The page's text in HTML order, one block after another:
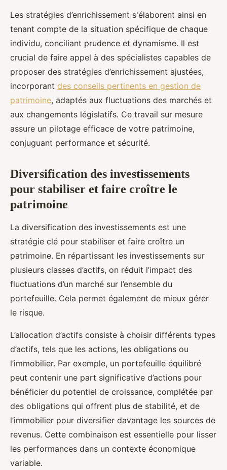
Les stratégies d’enrichissement s'élaborent ainsi en
tenant compte de la situation spécifique de chaque
individu, conciliant prudence et dynamisme. Il est
crucial de faire appel à des spécialistes capables de
proposer des stratégies d’enrichissement ajustées,
incorporant des conseils pertinents en gestion de
patrimoine, adaptés aux fluctuations des marchés et
aux changements législatifs. Ce travail sur mesure
assure un pilotage efficace de votre patrimoine,
conjuguant performance et sécurité.
Diversification des investissements
pour stabiliser et faire croître le
patrimoine
La diversification des investissements est une
stratégie clé pour stabiliser et faire croître un
patrimoine. En répartissant les investissements sur
plusieurs classes d’actifs, on réduit l’impact des
fluctuations d’un marché sur l’ensemble du
portefeuille. Cela permet également de mieux gérer
le risque.
L’allocation d’actifs consiste à choisir différents types
d’actifs, tels que les actions, les obligations ou
l’immobilier. Par exemple, un portefeuille équilibré
peut contenir une part significative d’actions pour
bénéficier du potentiel de croissance, complétée par
des obligations qui offrent plus de stabilité, et de
l’immobilier pour diversifier davantage les sources de
revenus. Cette combinaison est essentielle pour lisser
les performances dans un contexte économique
variable.